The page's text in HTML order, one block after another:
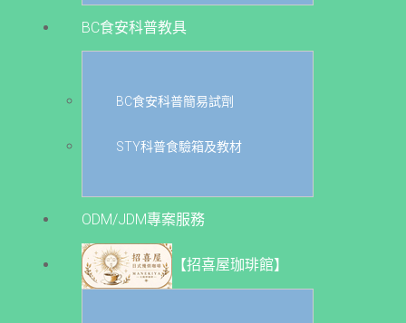
BC食安科普教具
BC食安科普簡易試劑
STY科普食驗箱及教材
ODM/JDM專案服務
【招喜屋珈琲館】